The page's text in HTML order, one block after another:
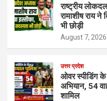
राष्ट्रीय
रामाशीष राय
भी छोड़ी
August 7, 2026
उत्तर प्रदेश
ओवर स्पीडिंग के
अभियान, 54
शामिल